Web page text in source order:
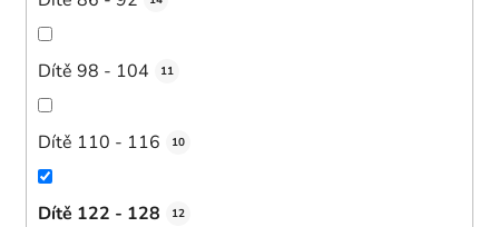
Dítě 98 - 104 11
Dítě 110 - 116 10
Dítě 122 - 128 12